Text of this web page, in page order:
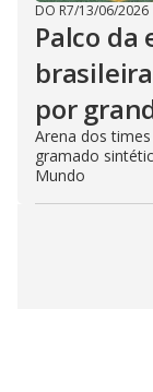
DO R7/13/06/2026
Palco da
por
Arena dos
gramado
Mundo